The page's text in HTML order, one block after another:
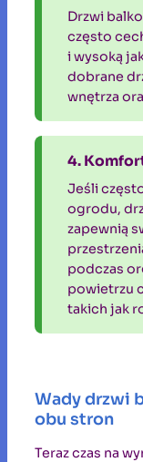
Drzwi
często
i wysoką
dobrane
wnętrza
4.
Jeśli
ogrodu,
zapewnią
podczas
powietrzu
takich jak
Wady drzwi
obu stron
Teraz czas na